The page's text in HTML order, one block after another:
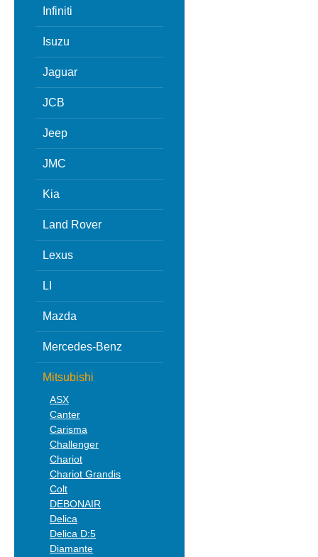
Infiniti
Isuzu
Jaguar
JCB
Jeep
JMC
Kia
Land Rover
Lexus
LI
Mazda
Mercedes-Benz
Mitsubishi
ASX
Canter
Carisma
Challenger
Chariot
Chariot Grandis
Colt
DEBONAIR
Delica
Delica D:5
Diamante